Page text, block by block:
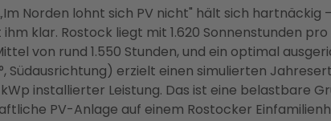
Norden lohnt sich PV nicht" hält sich hartnäckig
klar. Rostock liegt mit 1.620 Sonnenstunden
von rund 1.550 Stunden, und ein optimal
Südausrichtung) erzielt einen simulierten
kWp installierter Leistung. Das ist eine belastbare
PV-Anlage auf einem Rostocker